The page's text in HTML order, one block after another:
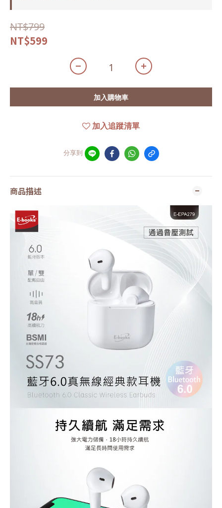
NT$799
NT$599
加入購物車
加入追蹤清單
分享到
商品描述